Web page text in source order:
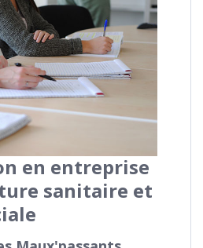
en entreprise
sanitaire et